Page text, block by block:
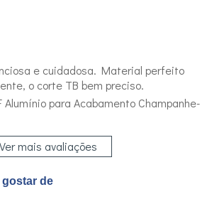
e cuidadosa. Material perfeito
o corte TB bem preciso.
para Acabamento Champanhe-
Ver mais avaliações
gostar de